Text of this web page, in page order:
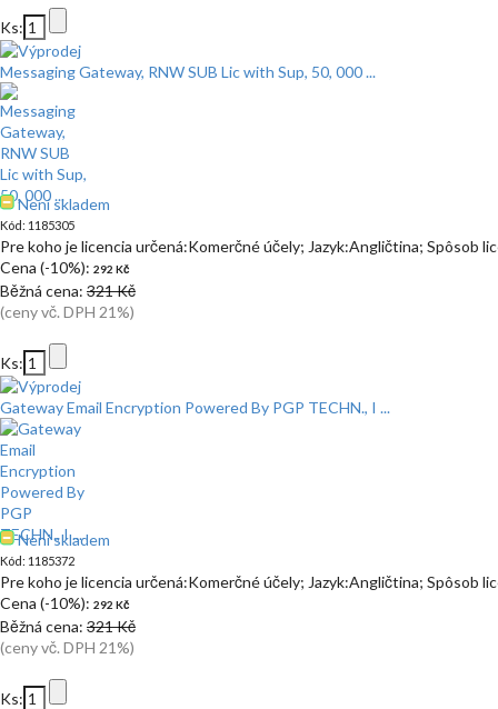
Ks:
Messaging Gateway, RNW SUB Lic with Sup, 50, 000 ...
Není skladem
Kód: 1185305
Pre koho je licencia určená:Komerčné účely; Jazyk:Angličtina; Spôsob
Cena (-10%): 292 Kč
Běžná cena: 321 Kč
(ceny vč. DPH 21%)
Ks:
Gateway Email Encryption Powered By PGP TECHN., I ...
Není skladem
Kód: 1185372
Pre koho je licencia určená:Komerčné účely; Jazyk:Angličtina; Spôsob
Cena (-10%): 292 Kč
Běžná cena: 321 Kč
(ceny vč. DPH 21%)
Ks: